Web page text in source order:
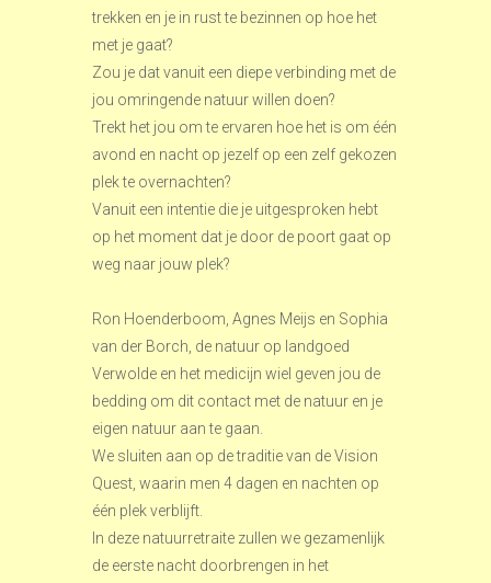
trekken en je in rust te bezinnen op hoe het
met je gaat?
Zou je dat vanuit een diepe verbinding met de
jou omringende natuur willen doen?
Trekt het jou om te ervaren hoe het is om één
avond en nacht op jezelf op een zelf gekozen
plek te overnachten?
Vanuit een intentie die je uitgesproken hebt
op het moment dat je door de poort gaat op
weg naar jouw plek?
Ron Hoenderboom, Agnes Meijs en Sophia
van der Borch, de natuur op landgoed
Verwolde en het medicijn wiel geven jou de
bedding om dit contact met de natuur en je
eigen natuur aan te gaan.
We sluiten aan op de traditie van de Vision
Quest, waarin men 4 dagen en nachten op
één plek verblijft.
In deze natuurretraite zullen we gezamenlijk
de eerste nacht doorbrengen in het